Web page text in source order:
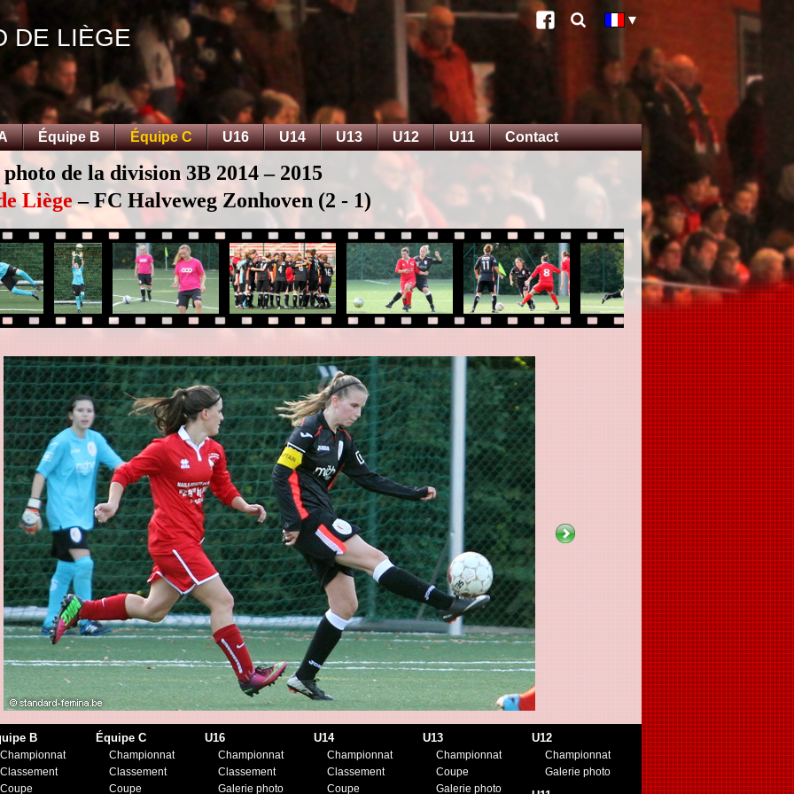
DE LIÈGE
Équipe B Équipe C U16 U14 U13 U12 U11 Contact
de la division 3B 2014 – 2015
Liège– FC Halveweg Zonhoven (2 - 1)
B
Championnat
Classement
Coupe
Équipe C
Championnat
Classement
Coupe
U16
Championnat
Classement
Galerie photo
U14
Championnat
Classement
Coupe
U13
Championnat
Coupe
Galerie photo
U12
Championnat
Galerie photo